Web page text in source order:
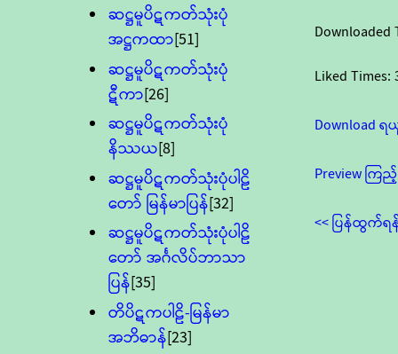
ဆဋ္ဌမူပိဋကတ်သုံးပုံ
အဋ္ဌကထာ[51]
ဆဋ္ဌမူပိဋကတ်သုံးပုံ
ဋီကာ[26]
ဆဋ္ဌမူပိဋကတ်သုံးပုံ
နိဿယ[8]
ဆဋ္ဌမူပိဋကတ်သုံးပုံပါဠိ
တော် မြန်မာပြန်[32]
ဆဋ္ဌမူပိဋကတ်သုံးပုံပါဠိ
တော် အင်္ဂလိပ်ဘာသာ
ပြန်[35]
တိပိဋကပါဠိ-မြန်မာ
အဘိဓာန်[23]
Downloaded
Liked Times:
Download
Preview ကြ
<< ပြန်ထွက်ရ